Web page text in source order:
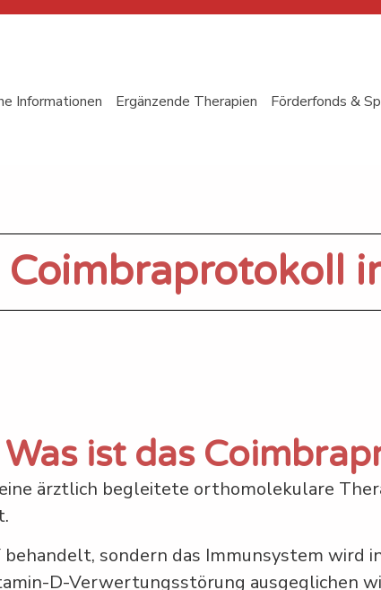
Informationen Ergänzende Therapien Förderfonds &
Coimbraprotokoll
Was ist das
ärztlich begleitete orthomolekulare
behandelt, sondern das Immunsystem wird
D-Verwertungsstörung ausgeglichen